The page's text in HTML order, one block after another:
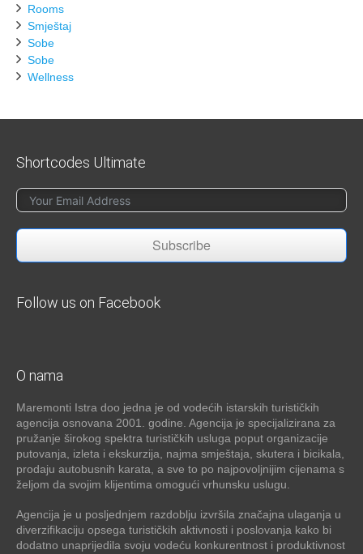
Rooms
Smještaj
Sobe
Sobe
Wellness
Shortcodes Ultimate
Subscribe
Follow us on Facebook
O nama
Maremonti Istra doo jedna je od vodećih istarskih turističkih
agencija osnovana 2001. godine. Agencija je specijalizirana za
pružanje širokog spektra turističkih usluga poput organizacije
putovanja, izleta i ekskurzija, najma smještaja, skutera i bicikala,
prodaju autobusnih karata, a sve to po najpovoljnijim cijenama s
željom da svojim klijentima omogući vrhunsku uslugu.
Agencija je u posljednjem razdoblju izvršila značajna ulaganja u
diverzifikaciju opsega turističkih aktivnosti i poslovanja kako bi
dodatno unaprijedila svoju vodeću konkurentnost i produktivnost